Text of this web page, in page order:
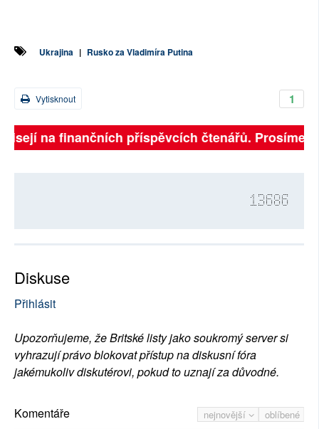
Ukrajina | Rusko za Vladimíra Putina
1
Vytisknout
na finančních příspěvcích čtenářů. Prosíme,
13686
Diskuse
Přihlásit
Upozorňujeme, že Britské listy jako soukromý server si
vyhrazují právo blokovat přístup na diskusní fóra
jakémukoliv diskutérovi, pokud to uznají za důvodné.
nejnovější oblíbené
Komentáře